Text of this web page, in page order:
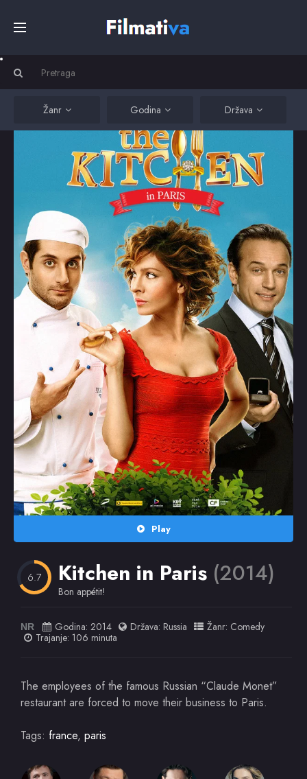
Filmovi
Kino
Top
Omiljeni
Žanr Godina Država
Play
6.7 Kitchen in Paris (2014)
Bon appétit!
NR Godina: 2014 Država: Russia Žanr: Comedy
Trajanje: 106 minuta
The employees of the famous Russian “Claude Monet”
restaurant are forced to move their business to Paris.
Tags: france, paris